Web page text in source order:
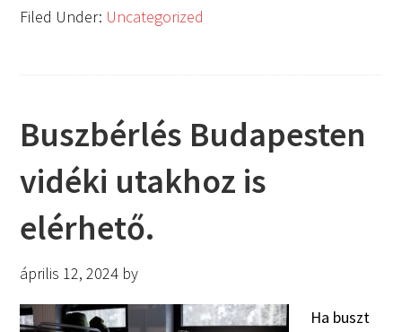
Filed Under: Uncategorized
Buszbérlés Budapesten
vidéki utakhoz is
elérhető.
április 12, 2024 by
Ha buszt